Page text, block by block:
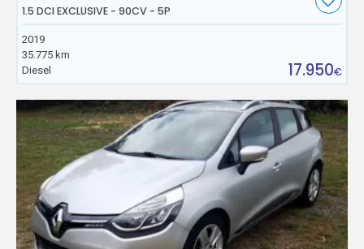
1.5 DCI EXCLUSIVE - 90CV - 5P
2019
35.775 km
Diesel
17.950€